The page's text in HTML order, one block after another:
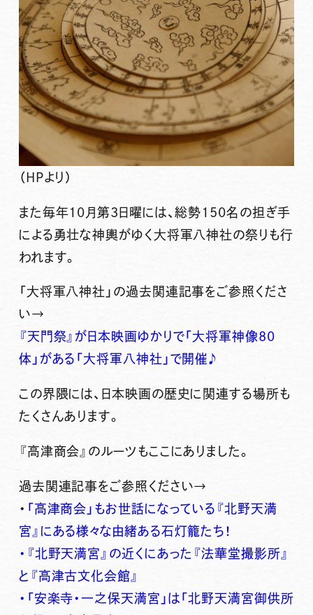
（HPより）
また毎年10月第3日曜には、総勢150名の担ぎ手
による勇壮な神輿がゆく大将軍八神社の祭りも行
われます。
「大将軍八神社」の過去関連記事をご参照くださ
い→
『天門祭』が日本映画ゆかりで「大将軍神像80
体」がある「大将軍八神社」で開催♪
この界隈には、日本映画の歴史に関連する場所も
たくさんあります。
『高津商会』のルーツもここにありました。
過去関連記事をご参照ください→
・ 「高津商会」もお世話になっている『北野天満
宮』にある様々な由緒ある石灯籠たち！
・『北野天満宮』の近くにあった『法華堂撮影所』
と『高津古文化会館』
・「安楽寺・一之保天満宮」は「北野天満宮御供所